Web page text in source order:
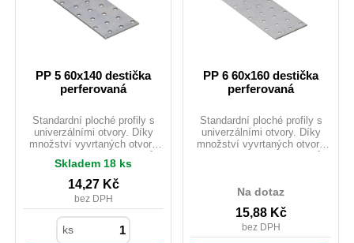
PP 5 60x140 destička
perferovaná
Standardní ploché profily s
univerzálními otvory. Díky
množství vyvrtaných otvorů
provést mnoho jednoduchých i
složitých spojů. Často se
používají k montáži střešních
vazníků. Materiál: DX51D +
Z275 Tloušťka: 20mm
Uchycení: ANCHOR tesařské
hřebíky průměr 4.
Skladem 18 ks
14,27 Kč
bez DPH
ks
PP 6 60x160 destička
perferovaná
Standardní ploché profily s
univerzálními otvory. Díky
množství vyvrtaných otvorů
používají k montáži střešních
Z275 Tloušťka: 20mm
Uchycení: ANCHOR tesařské
hřebíky průměr 4.
Na dotaz
15,88 Kč
bez DPH